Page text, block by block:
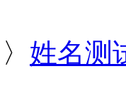
〉 姓名测